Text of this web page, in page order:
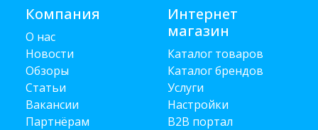
Компания
О нас
Новости
Обзоры
Статьи
Вакансии
Партнёрам
Интернет
магазин
Каталог товаров
Каталог брендов
Услуги
Настройки
B2B портал